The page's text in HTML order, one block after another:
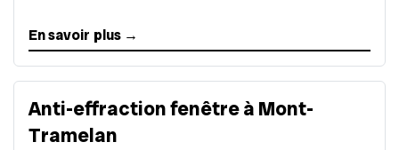
En savoir plus →
Anti-effraction fenêtre à Mont-
Tramelan